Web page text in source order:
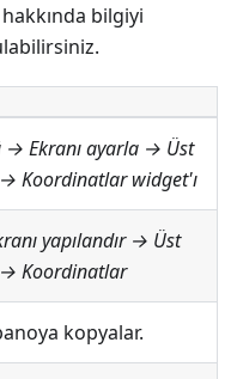
bilgiyi
→ Ekranı ayarla → Üst
Koordinatlar widget'ı
yapılandır→ Üst
Koordinatlar
kopyalar.